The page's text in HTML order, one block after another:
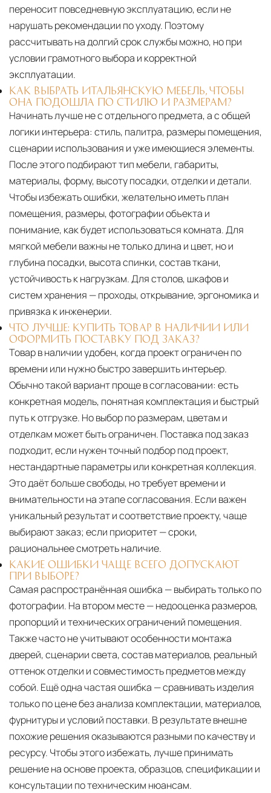
переносит повседневную эксплуатацию, если не
нарушать рекомендации по уходу. Поэтому
рассчитывать на долгий срок службы можно, но при
условии грамотного выбора и корректной
эксплуатации.
КАК ВЫБРАТЬ ИТАЛЬЯНСКУЮ МЕБЕЛЬ, ЧТОБЫ
ОНА ПОДОШЛА ПО СТИЛЮ И РАЗМЕРАМ?
Начинать лучше не с отдельного предмета, а с общей
логики интерьера: стиль, палитра, размеры помещения,
сценарии использования и уже имеющиеся элементы.
После этого подбирают тип мебели, габариты,
материалы, форму, высоту посадки, отделки и детали.
Чтобы избежать ошибки, желательно иметь план
помещения, размеры, фотографии объекта и
понимание, как будет использоваться комната. Для
мягкой мебели важны не только длина и цвет, но и
глубина посадки, высота спинки, состав ткани,
устойчивость к нагрузкам. Для столов, шкафов и
систем хранения — проходы, открывание, эргономика и
привязка к инженерии.
ЧТО ЛУЧШЕ: КУПИТЬ ТОВАР В НАЛИЧИИ ИЛИ
ОФОРМИТЬ ПОСТАВКУ ПОД ЗАКАЗ?
Товар в наличии удобен, когда проект ограничен по
времени или нужно быстро завершить интерьер.
Обычно такой вариант проще в согласовании: есть
конкретная модель, понятная комплектация и быстрый
путь к отгрузке. Но выбор по размерам, цветам и
отделкам может быть ограничен. Поставка под заказ
подходит, если нужен точный подбор под проект,
нестандартные параметры или конкретная коллекция.
Это даёт больше свободы, но требует времени и
внимательности на этапе согласования. Если важен
уникальный результат и соответствие проекту, чаще
выбирают заказ; если приоритет — сроки,
рациональнее смотреть наличие.
КАКИЕ ОШИБКИ ЧАЩЕ ВСЕГО ДОПУСКАЮТ
ПРИ ВЫБОРЕ?
Самая распространённая ошибка — выбирать только по
фотографии. На втором месте — недооценка размеров,
пропорций и технических ограничений помещения.
Также часто не учитывают особенности монтажа
дверей, сценарии света, состав материалов, реальный
оттенок отделки и совместимость предметов между
собой. Ещё одна частая ошибка — сравнивать изделия
только по цене без анализа комплектации, материалов,
фурнитуры и условий поставки. В результате внешне
похожие решения оказываются разными по качеству и
ресурсу. Чтобы этого избежать, лучше принимать
решение на основе проекта, образцов, спецификации и
консультации по техническим нюансам.